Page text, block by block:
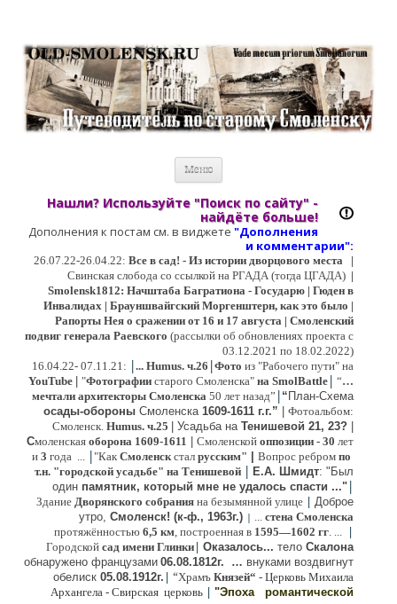
открытки, карты …
Меню
Нашли? Используйте "Поиск по сайту" -
найдёте больше!
Дополнения к постам см. в виджете "Дополнения
и комментарии":
26.07.22-26.04.22: Все в сад! - Из истории дворцового места
|
Свинская слобода со ссылкой на РГАДА (тогда ЦГАДА) |
Smolensk1812: Начштаба Багратиона - Государю | Гюден в
Инвалидах | Брауншвайгский Моргенштерн, как это было |
Рапорты Нея о сражении от 16 и 17 августа | Смоленский
подвиг генерала Раевского (рассылки об обновлениях проекта с
03.12.2021 по 18.02.2022)
16.04.22- 07.11.21: |... Humus. ч.26 |Фото из "Рабочего пути" на
YouTube
"Фотографии старого Смоленска" на SmolBattle | “…
мечтали архитекторы Смоленска 50 лет назад” | “ План-Схема
осады-обороны Смоленска 1609-1611 г.г.”
Фотоальбом:
Смоленск. Humus. ч.25 | Усадьба на Тенишевой 21, 23?
Смоленская оборона 1609-1611 Смоленской оппозиции - 30 лет
и 3 года ... |"Как Смоленскстал русским" Вопрос ребром по
т.н. "городской усадьбе" на Тенишевой | Е.А. Шмидт: "Был
один памятник, который мне не удалось спасти ..." |
Здание Дворянского собрания на безымянной улице | Доброе
утро, Смоленск! (к-ф., 1963г.) | ... стена Смоленска
протяжённостью 6,5 км, построенная в 1595—1602 гг. ... |
Городской сад имени Глинки | Оказалось... тело Скалона
обнаружено французами 06.08.1812г. … внуками воздвигнут
обелиск 05.08.1912г. | “Храмъ Князей“ - Церковь Михаила
Архангела - Свирская церковь | "Эпохаромантической